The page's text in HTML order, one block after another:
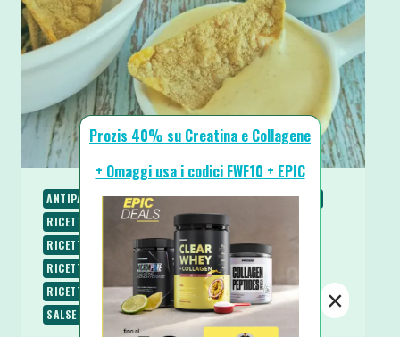
ANTIPASTI E STUZZICHINI RICETTE
RICETTE BASE
RICETTE CHETOGENICHE
RICETTE LOW CARB
RICETTE PROTEICHE
RICETTE SALATE
RICETTE SENZA BURRO
RICETTE SENZA COTTURA
RICETTE SENZA GLUTINE
RICETTE SENZA ZUCCHERO
SALSE E CONDIMENTI
Prozis 40% su Creatina e Collagene
+ Omaggi usa i codici FWF10 + EPIC
×